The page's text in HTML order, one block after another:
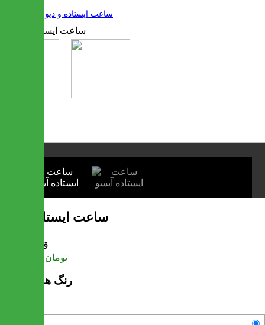
ساعت ایستاده و دیواری
ساعت ایستاده آیسو
قیمت
تومان
رنگ های موجود